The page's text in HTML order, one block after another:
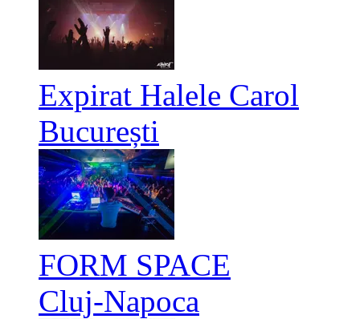
Expirat Halele Carol
București
FORM SPACE
Cluj-Napoca